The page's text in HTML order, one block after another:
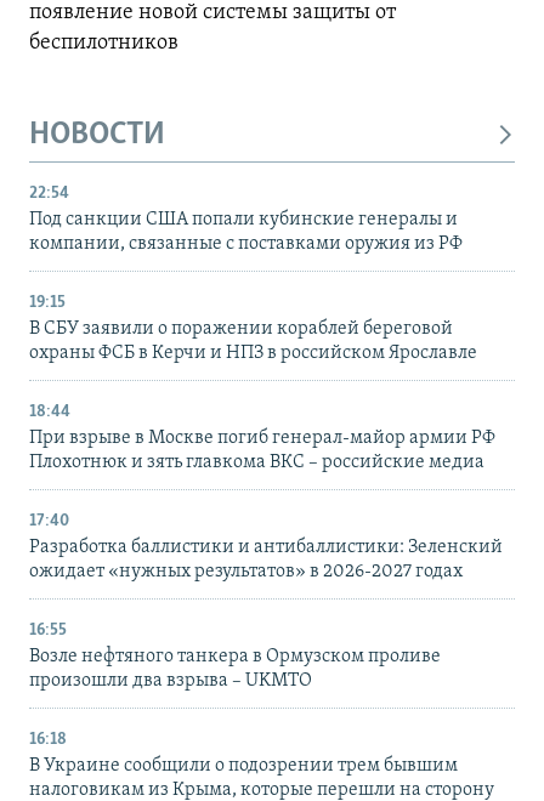
появление новой системы защиты от
беспилотников
НОВОСТИ
22:54
Под санкции США попали кубинские генералы и
компании, связанные с поставками оружия из РФ
19:15
В СБУ заявили о поражении кораблей береговой
охраны ФСБ в Керчи и НПЗ в российском Ярославле
18:44
При взрыве в Москве погиб генерал-майор армии РФ
Плохотнюк и зять главкома ВКС – российские медиа
17:40
Разработка баллистики и антибаллистики: Зеленский
ожидает «нужных результатов» в 2026-2027 годах
16:55
Возле нефтяного танкера в Ормузском проливе
произошли два взрыва – UKMTO
16:18
В Украине сообщили о подозрении трем бывшим
налоговикам из Крыма, которые перешли на сторону